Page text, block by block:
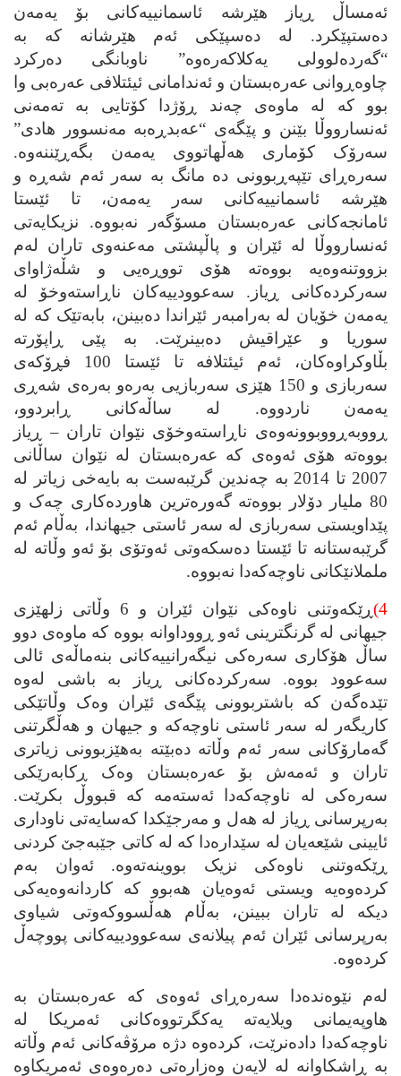
ئه‌مساڵ ڕیاز هێرشه‌ ئاسمانییه‌کانی بۆ یه‌مه‌ن
ده‌ستپێکرد. له‌ ده‌سپێکی ئه‌م هێرشانه‌ که‌ به‌
“گه‌رده‌لوولی یه‌کلاکه‌ره‌وه‌” ناوبانگی ده‌رکرد
چاوه‌ڕوانی عه‌ره‌بستان و ئه‌ندامانی ئیئتلافی عه‌ره‌بی وا
بوو که‌ له‌ ماوه‌ی چه‌ند ڕۆژدا کۆتایی به‌ ته‌مه‌نی
ئه‌نسارووڵا بێنن و پێگه‌ی “عه‌بدڕه‌به‌ مه‌نسوور هادی”
سه‌رۆک کۆماری هه‌ڵهاتووی یه‌مه‌ن بگه‌ڕێننه‌وه‌.
سه‌ره‌ڕای تێپه‌ڕبوونی ده‌ مانگ به‌ سه‌ر ئه‌م شه‌ڕه‌ و
هێرشه‌ ئاسمانییه‌کانی سه‌ر یه‌مه‌ن، تا ئێستا
ئامانجه‌کانی عه‌ره‌بستان مسۆگه‌ر نه‌بووه‌. نزیکایه‌تی
ئه‌نسارووڵا له‌‌ ئێران و پاڵپشتی مه‌عنه‌وی تاران له‌م
بزووتنه‌وه‌یه‌ بووه‌ته‌ هۆی تووڕه‌یی و شڵه‌ژاوای
سه‌رکرده‌کانی ڕیاز. سه‌عوودییه‌کان ناڕاسته‌وخۆ له‌
یه‌مه‌ن خۆیان له‌ به‌رامبه‌ر ئێراندا ده‌بینن، بابه‌تێک که‌ له‌
سوریا و عێراقیش ده‌بینرێت. به‌ پێی ڕاپۆرته‌
بڵاوکراوه‌کان، ئه‌م ئیئتلافه‌ تا ئێستا 100 فڕۆکه‌ی
سه‌ربازی و 150 هێزی سه‌ربازیی به‌ره‌و به‌ره‌ی شه‌ڕی
یه‌مه‌ن ناردووه‌. له‌ ساڵه‌کانی ڕابردوو،
ڕووبه‌ڕووبوونه‌وه‌ی ناڕاسته‌وخۆی نێوان تاران – ڕیاز
بووه‌ته‌ هۆی ئه‌وه‌ی که‌ عه‌ره‌بستان له‌ نێوان ساڵانی
2007 تا 2014 به‌ چه‌ندین گرێبه‌ست به‌ بایه‌خی زیاتر له‌
80 ملیار دۆلار بووه‌ته‌ گه‌وره‌ترین هاورده‌کاری چه‌ک و
پێداویستی سه‌ربازی له‌ سه‌ر ئاستی جیهاندا، به‌ڵام ئه‌م
گرێبه‌ستانه‌ تا ئێستا ده‌سکه‌وتی ئه‌وتۆی بۆ ئه‌و وڵاته‌ له‌
ململانێکانی ناوچه‌که‌دا نه‌بووه‌.
4)
ڕێکه‌وتنی ناوه‌کی نێوان ئێران و 6 وڵاتی زلهێزی
جیهانی له‌ گرنگترینی ئه‌و ڕووداوانه‌ بووه‌ که‌ ماوه‌ی دوو
ساڵ هۆکاری سه‌ره‌کی نیگه‌رانییه‌کانی بنه‌ماڵه‌ی ئالی
سه‌عوود بووه‌. سه‌رکرده‌کانی ڕیاز به‌ باشی له‌وه‌
تێده‌گه‌ن که‌ باشتربوونی پێگه‌ی ئێران وه‌ک وڵاتێکی
کاریگه‌ر له‌ سه‌ر ئاستی ناوچه‌که‌ و جیهان و هه‌ڵگرتنی
گه‌مارۆکانی سه‌ر ئه‌م وڵاته‌ ده‌بێته‌ به‌هێزبوونی زیاتری
تاران و ئه‌مه‌ش بۆ عه‌ره‌بستان وه‌ک ڕکابه‌رێکی
سه‌ره‌کی له‌ ناوچه‌که‌دا ئه‌سته‌مه‌ که‌ قبووڵ بکرێت.
به‌رپرسانی ڕیاز له‌ هه‌ل و مه‌رجێکدا که‌سایه‌تی ناوداری
ئایینی شێعه‌یان له‌ سێداره‌دا که‌ له‌ کاتی جێبه‌جێ کردنی
ڕێکه‌وتنی ناوه‌کی نزیک بووینه‌ته‌وه‌. ئه‌وان به‌م
کرده‌وه‌یه‌ ویستی ئه‌وه‌یان هه‌بوو که‌ کاردانه‌وه‌یه‌کی
دیکه‌ له‌ تاران ببینن، به‌ڵام هه‌ڵسووکه‌وتی شیاوی
به‌رپرسانی ئێران ئه‌م پیلانه‌ی سه‌عوودییه‌کانی پووچه‌ڵ
کرده‌وه‌.
له‌م نێوه‌نده‌دا سه‌ره‌ڕای ئه‌وه‌ی که‌ عه‌ره‌بستان به‌
هاوپه‌یمانی ویلایه‌ته‌ یه‌کگرتووه‌کانی ئه‌مریکا له‌
ناوچه‌که‌دا داده‌نرێت، کرده‌وه‌ دژه‌ مرۆڤه‌کانی ئه‌م وڵاته‌
به‌ ڕاشکاوانه‌ له‌ لایه‌ن وه‌زاره‌تی ده‌ره‌وه‌ی ئه‌مریکاوه‌